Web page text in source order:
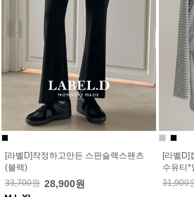
[라벨D]작정하고만든 스판슬랙스팬츠
(블랙)
33,700원 28,900원
[라벨D]
수유티*
31,900